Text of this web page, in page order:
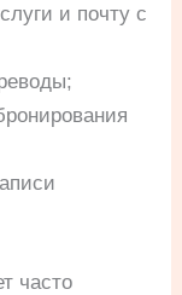
и почту с
часто